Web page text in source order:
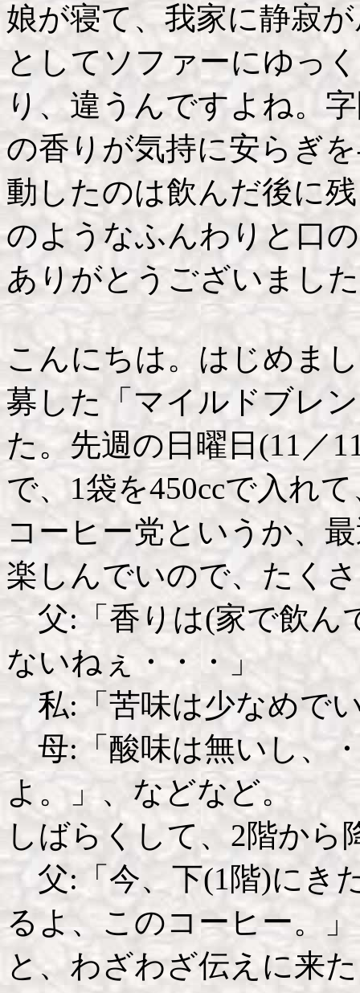
娘が寝て、我家に静寂
としてソファーにゆっ
り、違うんですよね。
の香りが気持に安らぎ
動したのは飲んだ後に
のようなふんわりと口
ありがとうございまし
こんにちは。はじめま
募した「マイルドブレ
た。先週の日曜日(11／
で、1袋を450ccで入れ
コーヒー党というか、
楽しんでいので、たく
父:「香りは(家で飲ん
ないねぇ・・・」
私:「苦味は少なめで
母:「酸味は無いし、
よ。」、などなど。
しばらくして、2階から
父:「今、下(1階)にき
るよ、このコーヒー。」
と、わざわざ伝えに来